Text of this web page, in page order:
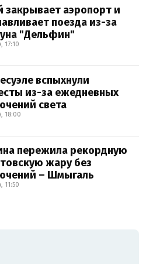
закрывает аэропорт и
поезда из-за
"Дельфин"
17:10
вспыхнули
из-за ежедневных
света
18:00
пережила рекордную
жару без
– Шмыгаль
11:50